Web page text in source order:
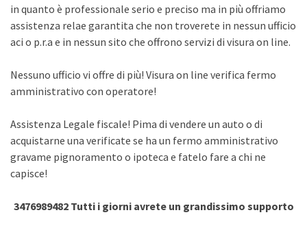
in quanto è professionale serio e preciso ma in più offriamo
assistenza relae garantita che non troverete in nessun ufficio
aci o p.r.a e in nessun sito che offrono servizi di visura on line.
Nessuno ufficio vi offre di più! Visura on line verifica fermo
amministrativo con operatore!
Assistenza Legale fiscale! Pima di vendere un auto o di
acquistarne una verificate se ha un fermo amministrativo
gravame pignoramento o ipoteca e fatelo fare a chi ne
capisce!
3476989482 Tutti i giorni avrete un grandissimo supporto